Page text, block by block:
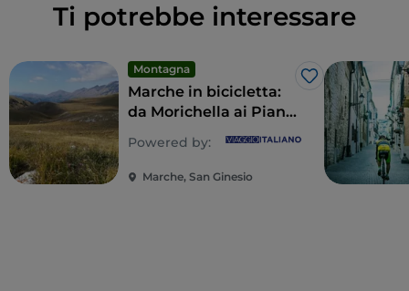
Ti potrebbe interessare
Montagna
Like
Marche in bicicletta:
da Morichella ai Piani
Powered by:
Marche, San Ginesio